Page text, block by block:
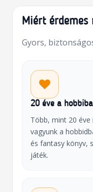
Miért
Gyors,
20 éve a
Több, mint 20
vagyunk a
és fantasy könyv,
játék.